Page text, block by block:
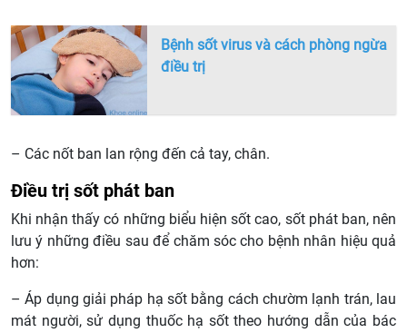
Bệnh sốt virus và cách phòng ngừa
điều trị
– Các nốt ban lan rộng đến cả tay, chân.
Điều trị sốt phát ban
Khi nhận thấy có những biểu hiện sốt cao, sốt phát ban, nên
lưu ý những điều sau để chăm sóc cho bệnh nhân hiệu quả
hơn:
– Áp dụng giải pháp hạ sốt bằng cách chườm lạnh trán, lau
mát người, sử dụng thuốc hạ sốt theo hướng dẫn của bác